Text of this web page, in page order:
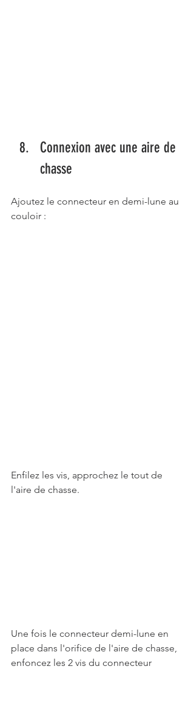
Connexion avec une aire de
chasse
Ajoutez le connecteur en demi-lune au
couloir :
Enfilez les vis, approchez le tout de
l'aire de chasse.
Une fois le connecteur demi-lune en
place dans l'orifice de l'aire de chasse,
enfoncez les 2 vis du connecteur